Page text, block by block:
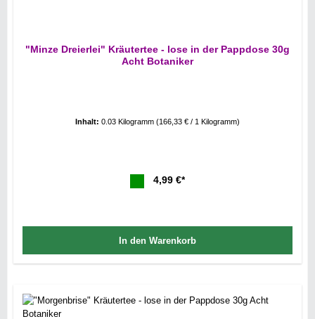
"Minze Dreierlei" Kräutertee - lose in der Pappdose 30g
Acht Botaniker
Inhalt: 0.03 Kilogramm (166,33 € / 1 Kilogramm)
4,99 €*
In den Warenkorb